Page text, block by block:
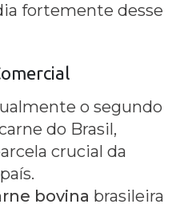
fortemente desse
o segundo
do Brasil,
crucial da
bovina brasileira